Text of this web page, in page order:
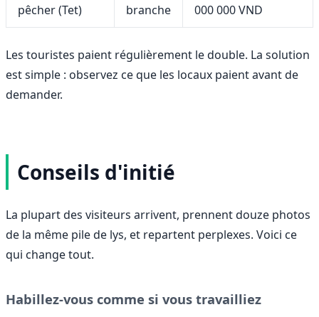
pêcher (Tet)
branche
000 000 VND
Les touristes paient régulièrement le double. La solution
est simple : observez ce que les locaux paient avant de
demander.
Conseils d'initié
La plupart des visiteurs arrivent, prennent douze photos
de la même pile de lys, et repartent perplexes. Voici ce
qui change tout.
Habillez-vous comme si vous travailliez